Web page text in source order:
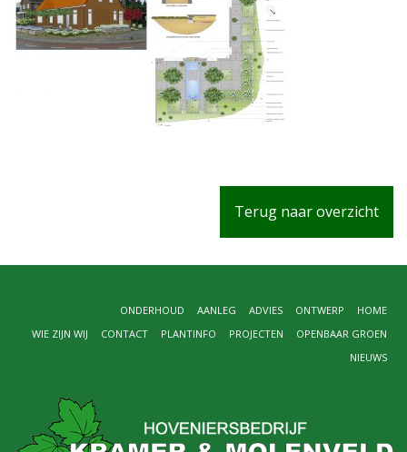
Terug naar overzicht
HOME
ONTWERP
ADVIES
AANLEG
ONDERHOUD
OPENBAAR GROEN
PROJECTEN
PLANTINFO
CONTACT
WIE ZIJN WIJ
NIEUWS